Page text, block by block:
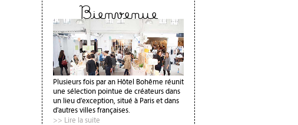
Bienvenue
Plusieurs fois par an Hôtel Bohême réunit
une sélection pointue de créateurs dans
un lieu d’exception, situé à Paris et dans
d'autres villes françaises.
>> Lire la suite